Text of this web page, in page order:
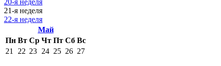
21-я неделя
22-я неделя
Май
Пн Вт Ср Чт Пт Сб Вс
21
22 23 24 25 26 27